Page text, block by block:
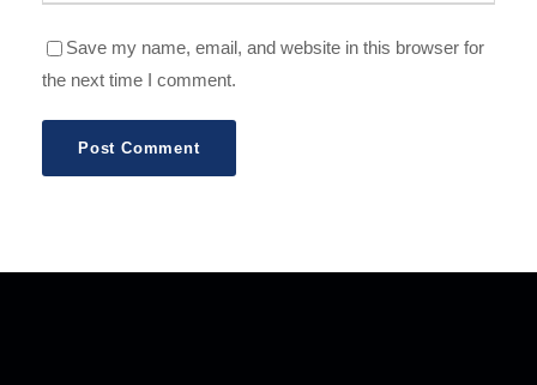
Save my name, email, and website in this browser for
the next time I comment.